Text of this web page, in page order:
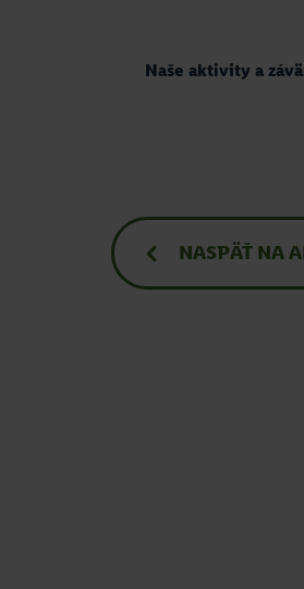
Naše aktivity a
NASPÄŤ NA